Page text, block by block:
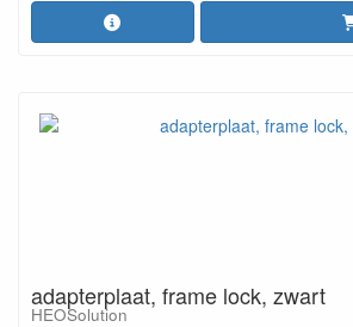
adapterplaat, frame lock, zwart
HEOSolution